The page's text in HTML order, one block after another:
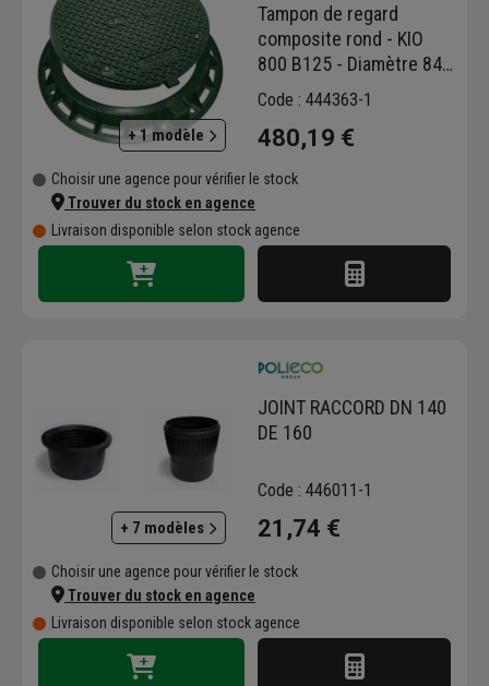
+ 1 modèle
Tampon de regard
composite rond - KIO
800 B125 - Diamètre 840
mm - Vert
Code : 444363-1
480,19 €
Choisir une agence pour vérifier le stock
Trouver du stock en agence
Livraison disponible selon stock agence
+ 7 modèles
JOINT RACCORD DN 140
DE 160
Code : 446011-1
21,74 €
Choisir une agence pour vérifier le stock
Trouver du stock en agence
Livraison disponible selon stock agence